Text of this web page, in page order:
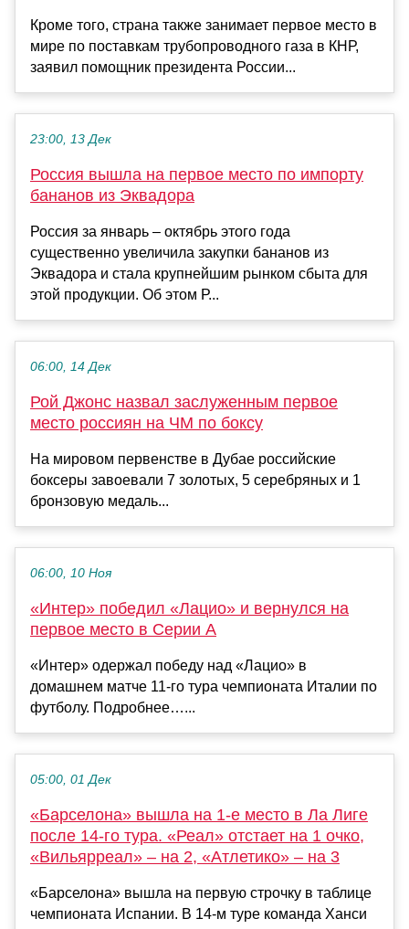
Кроме того, страна также занимает первое место в
мире по поставкам трубопроводного газа в КНР,
заявил помощник президента России...
23:00, 13 Дек
Россия вышла на первое место по импорту
бананов из Эквадора
Россия за январь – октябрь этого года
существенно увеличила закупки бананов из
Эквадора и стала крупнейшим рынком сбыта для
этой продукции. Об этом Р...
06:00, 14 Дек
Рой Джонс назвал заслуженным первое
место россиян на ЧМ по боксу
На мировом первенстве в Дубае российские
боксеры завоевали 7 золотых, 5 серебряных и 1
бронзовую медаль...
06:00, 10 Ноя
«Интер» победил «Лацио» и вернулся на
первое место в Серии А
«Интер» одержал победу над «Лацио» в
домашнем матче 11‑го тура чемпионата Италии по
футболу. Подробнее…...
05:00, 01 Дек
«Барселона» вышла на 1-е место в Ла Лиге
после 14-го тура. «Реал» отстает на 1 очко,
«Вильярреал» – на 2, «Атлетико» – на 3
«Барселона» вышла на первую строчку в таблице
чемпионата Испании. В 14-м туре команда Ханси